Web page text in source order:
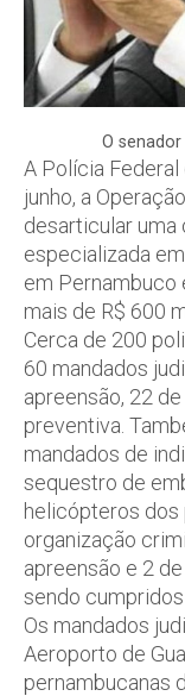
O
A Polícia
junho, a
desarticular uma
especializada
em Pernambuco
mais de R$ 600
Cerca de 200
60 mandados
apreensão, 22
preventiva.
mandados de
sequestro de
helicópteros dos
organização
apreensão e 2
sendo cumpridos
Os mandados
Aeroporto de
pernambucanas